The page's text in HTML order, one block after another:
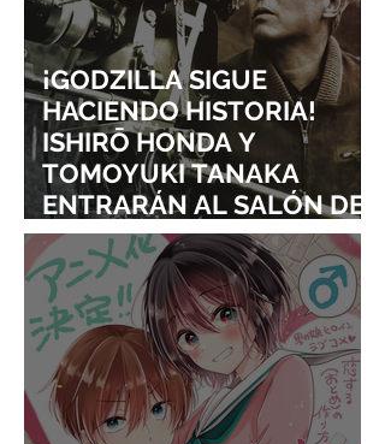
¡GODZILLA SIGUE
HACIENDO HISTORIA!
ISHIRŌ HONDA Y
TOMOYUKI TANAKA
ENTRARÁN AL SALÓN DE
LA FAMA DE LOS EFECTOS
VISUALES